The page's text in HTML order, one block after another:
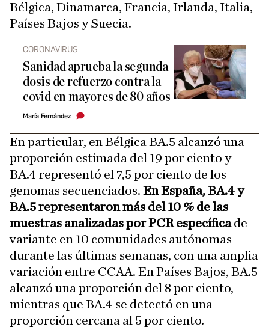
Bélgica, Dinamarca, Francia, Irlanda, Italia,
Países Bajos y Suecia.
CORONAVIRUS
Sanidad aprueba la segunda
dosis de refuerzo contra la
covid en mayores de 80 años
María Fernández
En particular, en Bélgica BA.5 alcanzó una
proporción estimada del 19 por ciento y
BA.4 representó el 7,5 por ciento de los
genomas secuenciados. En España, BA.4 y
BA.5 representaron más del 10 % de las
muestras analizadas por PCR específicade
variante en 10 comunidades autónomas
durante las últimas semanas, con una amplia
variación entre CCAA. En Países Bajos, BA.5
alcanzó una proporción del 8 por ciento,
mientras que BA.4 se detectó en una
proporción cercana al 5 por ciento.